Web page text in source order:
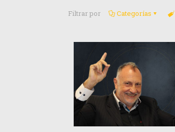
Filtrar por Categorías